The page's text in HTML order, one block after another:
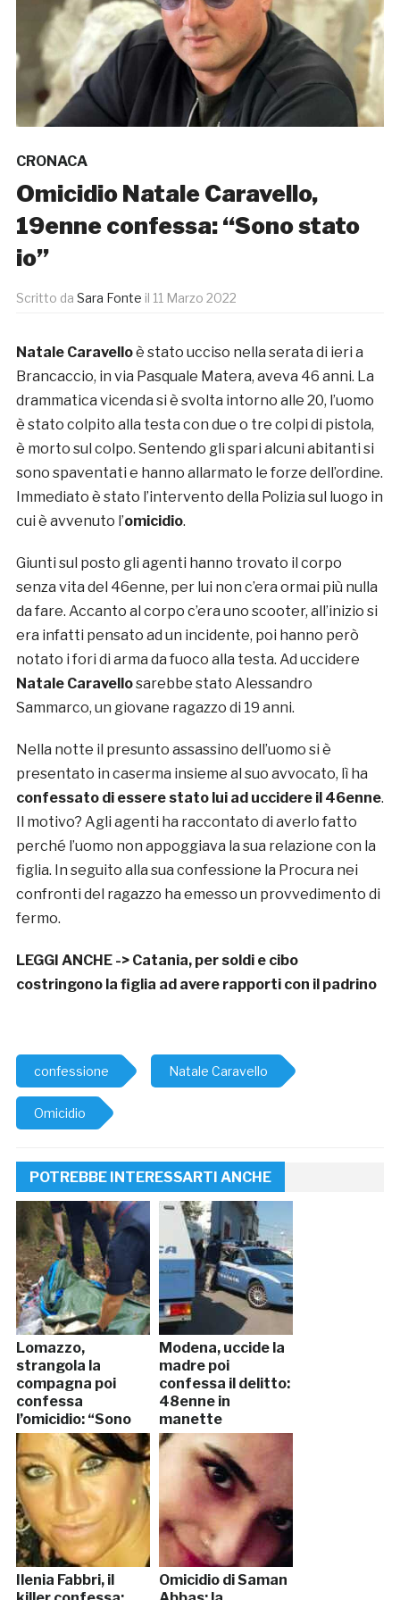
CRONACA
Omicidio Natale Caravello,
19enne confessa: “Sono stato
io”
Scritto da Sara Fonte il 11 Marzo 2022
Natale Caravelloè stato ucciso nella serata di ieri a
Brancaccio, in via Pasquale Matera, aveva 46 anni. La
drammatica vicenda si è svolta intorno alle 20, l’uomo
è stato colpito alla testa con due o tre colpi di pistola,
è morto sul colpo. Sentendo gli spari alcuni abitanti si
sono spaventati e hanno allarmato le forze dell’ordine.
Immediato è stato l’intervento della Polizia sul luogo in
cui è avvenuto l’omicidio.
Giunti sul posto gli agenti hanno trovato il corpo
senza vita del 46enne, per lui non c’era ormai più nulla
da fare. Accanto al corpo c’era uno scooter, all’inizio si
era infatti pensato ad un incidente, poi hanno però
notato i fori di arma da fuoco alla testa. Ad uccidere
Natale Caravellosarebbe stato Alessandro
Sammarco, un giovane ragazzo di 19 anni.
Nella notte il presunto assassino dell’uomo si è
presentato in caserma insieme al suo avvocato, lì ha
confessato di essere stato lui ad uccidere il 46enne.
Il motivo? Agli agenti ha raccontato di averlo fatto
perché l’uomo non appoggiava la sua relazione con la
figlia. In seguito alla sua confessione la Procura nei
confronti del ragazzo ha emesso un provvedimento di
fermo.
LEGGI ANCHE -> Catania, per soldi e cibo
costringono la figlia ad avere rapporti con il padrino
confessione Natale Caravello
Omicidio
POTREBBE INTERESSARTI ANCHE
Lomazzo,
strangola la
compagna poi
confessa
l’omicidio: “Sono
stato io”
Modena, uccide la
madre poi
confessa il delitto:
48enne in
manette
Ilenia Fabbri, il
Omicidio di Saman